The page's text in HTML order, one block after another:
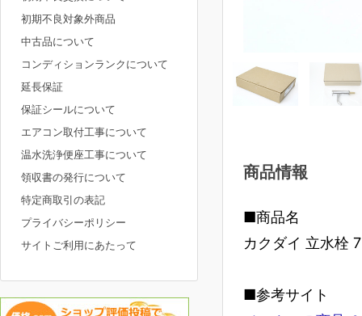
商品情報
■商品名
カクダイ 立水栓
■参考サイト
初期不良対象外商品
中古品について
コンディションランクについて
延長保証
保証シールについて
エアコン取付工事について
温水洗浄便座工事について
領収書の発行について
特定商取引の表記
プライバシーポリシー
サイトご利用にあたって